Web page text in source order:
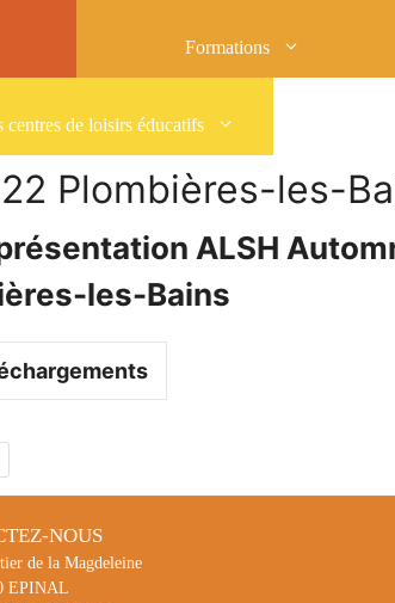
Formations
centres de loisirs éducatifs
Plombières-les-
ALSH
les-Bains
NOUS
de la Magdeleine
EPINAL